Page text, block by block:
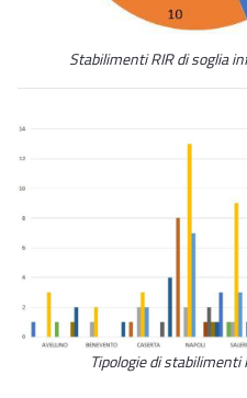
Stabilimenti RIR di soglia
Tipologie di stabilimenti